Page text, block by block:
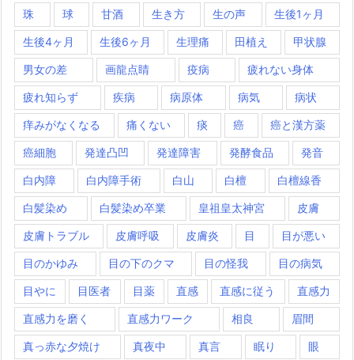
珠 球 甘酒 生き方 生の声 生後1ヶ月
生後4ヶ月 生後6ヶ月 生理痛 田植え 甲状腺
男女の差 画龍点睛 疫病 疲れない身体
疲れ知らず 疾病 病原体 病気 病状
痒みがなくなる 痛くない 痰 癌 癌と漢方薬
癌細胞 発達凸凹 発達障害 発酵食品 発音
白内障 白内障手術 白山 白檀 白檀線香
白髪染め 白髪染め卒業 皇祖皇太神宮 皮膚
皮膚トラブル 皮膚呼吸 皮膚炎 目 目が悪い
目のかゆみ 目の下のクマ 目の怪我 目の病気
目やに 目医者 目薬 直感 直感に従う 直感力
直感力を磨く 直感力ワーク 相良 眉間
真っ赤な夕焼け 真夜中 真言 眠り 眼